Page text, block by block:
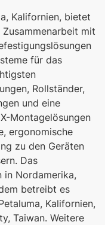
Kalifornien, bietet
mit
für das
Rollständer,
und eine
Montagelösungen
ergonomische
zu den Geräten
Das
in Nordamerika,
betreibt es
Kalifornien,
Taiwan. Weitere